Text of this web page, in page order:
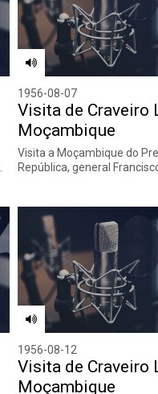
1956-08-07
Visita de Craveiro
Moçambique
Visita a Moçambique do
República, general
1956-08-12
Visita de Craveiro
Moçambique